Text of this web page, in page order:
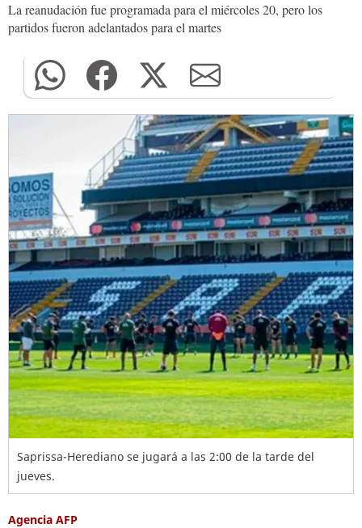
La reanudación fue programada para el miércoles 20, pero los
partidos fueron adelantados para el martes
Saprissa-Herediano se jugará a las 2:00 de la tarde del
jueves.
Agencia AFP